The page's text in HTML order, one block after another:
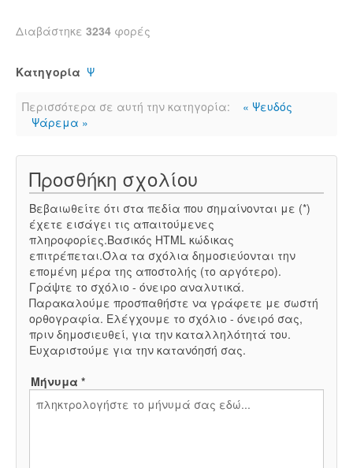
Διαβάστηκε 3234 φορές
Κατηγορία Ψ
Περισσότερα σε αυτή την κατηγορία:
« Ψευδός
Ψάρεμα »
Προσθήκη σχολίου
Βεβαιωθείτε ότι στα πεδία που σημαίνονται με (*)
έχετε εισάγει τις απαιτούμενες
πληροφορίες.Βασικός HTML κώδικας
επιτρέπεται.Όλα τα σχόλια δημοσιεύονται την
επομένη μέρα της αποστολής (το αργότερο).
Γράψτε το σχόλιο - όνειρο αναλυτικά.
Παρακαλούμε προσπαθήστε να γράφετε με σωστή
ορθογραφία. Ελέγχουμε το σχόλιο - όνειρό σας,
πριν δημοσιευθεί, για την καταλληλότητά του.
Ευχαριστούμε για την κατανόησή σας.
Μήνυμα *